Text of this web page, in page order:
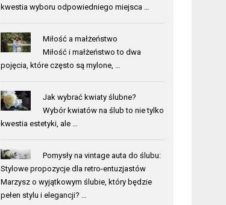
kwestia wyboru odpowiedniego miejsca …
Miłość a małżeństwo
Miłość i małżeństwo to dwa
pojęcia, które często są mylone, …
Jak wybrać kwiaty ślubne?
Wybór kwiatów na ślub to nie tylko
kwestia estetyki, ale …
Pomysły na vintage auta do ślubu:
Stylowe propozycje dla retro-entuzjastów
Marzysz o wyjątkowym ślubie, który będzie
pełen stylu i elegancji? …